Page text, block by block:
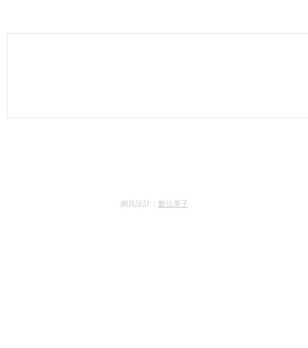
網頁設計： 數位果子